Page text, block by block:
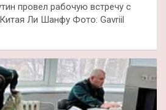
провел рабочую встречу с
Ли Шанфу Фото: Gavriil